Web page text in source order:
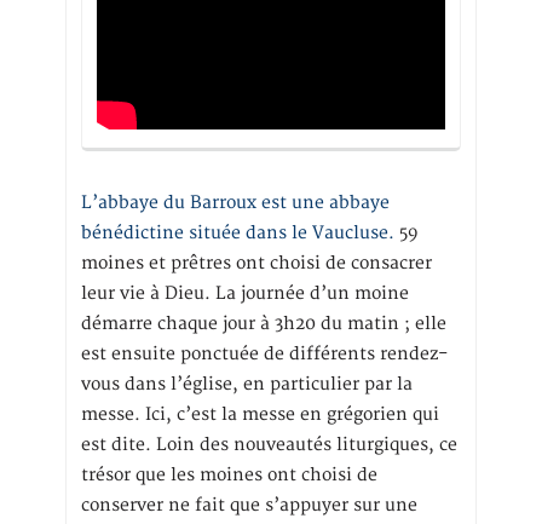
L’abbaye du Barroux est une abbaye
bénédictine située dans le Vaucluse. 59
moines et prêtres ont choisi de consacrer
leur vie à Dieu. La journée d’un moine
démarre chaque jour à 3h20 du matin ; elle
est ensuite ponctuée de différents rendez-
vous dans l’église, en particulier par la
messe. Ici, c’est la messe en grégorien qui
est dite. Loin des nouveautés liturgiques, ce
trésor que les moines ont choisi de
conserver ne fait que s’appuyer sur une